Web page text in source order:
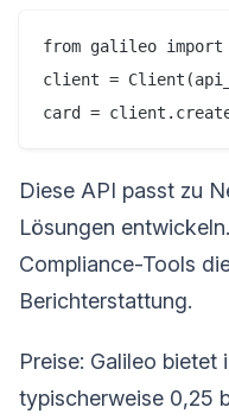
from galileo
client =
Diese API passt zu
Lösungen
Compliance-Tools
Berichterstattung.
Preise: Galileo bietet
typischerweise 0,25